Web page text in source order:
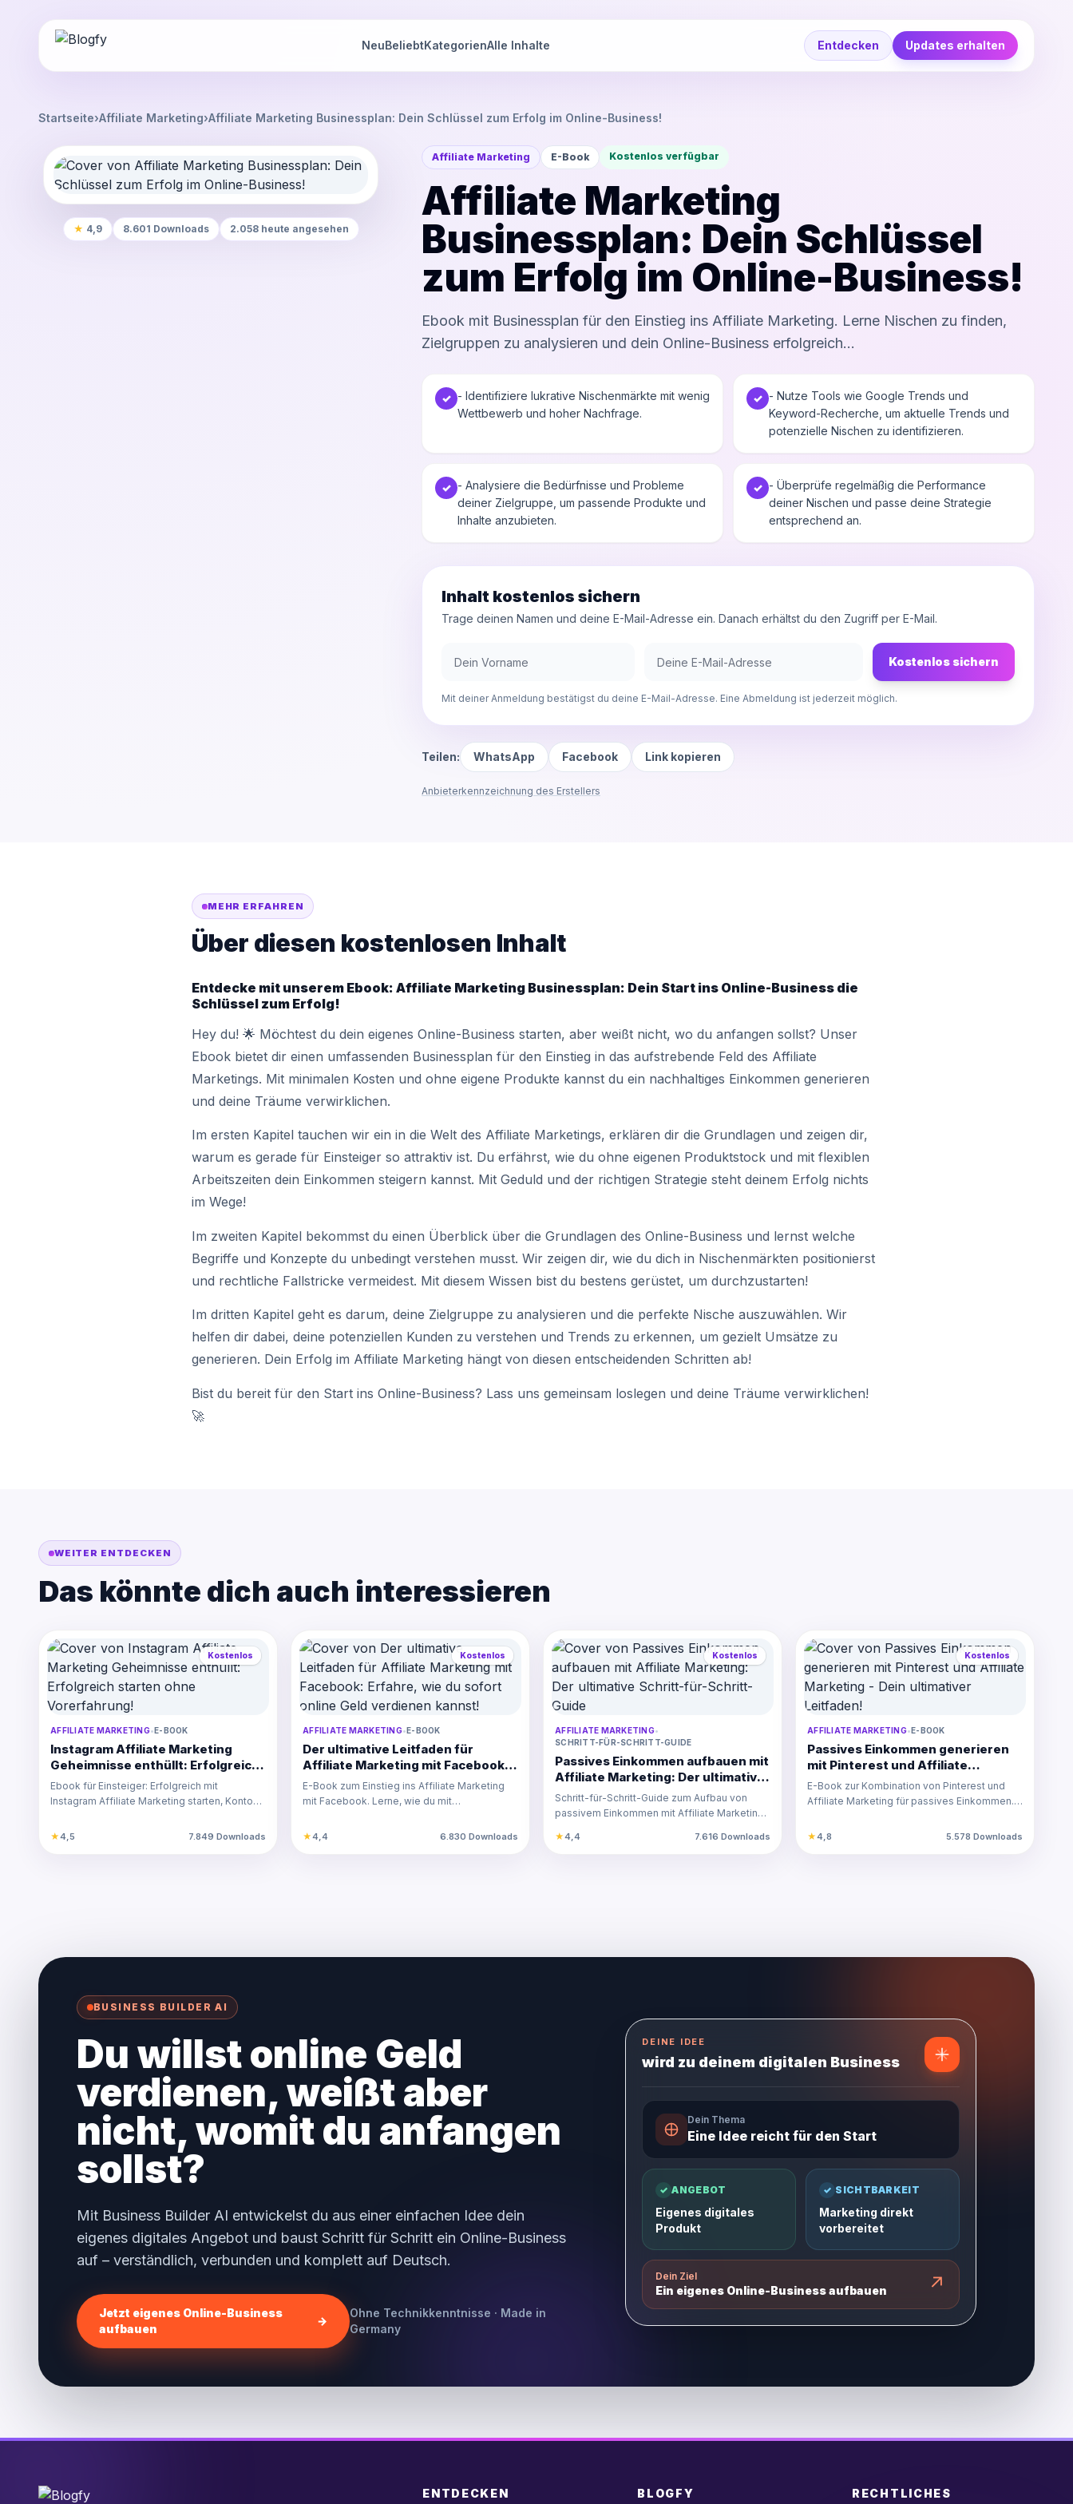
NeuBeliebtKategorienAlle Inhalte Entdecken Updates erhalten
Startseite›Affiliate Marketing›Affiliate Marketing Businessplan: Dein Schlüssel zum Erfolg im Online-Business!
★ 4,9 8.601 Downloads 2.058 heute angesehen
Affiliate Marketing E-Book Kostenlos verfügbar
Affiliate Marketing
Businessplan: Dein Schlüssel
zum Erfolg im Online-Business!
Ebook mit Businessplan für den Einstieg ins Affiliate Marketing. Lerne Nischen zu finden,
Zielgruppen zu analysieren und dein Online-Business erfolgreich…
✓ - Identifiziere lukrative Nischenmärkte mit wenig
Wettbewerb und hoher Nachfrage.
✓ - Nutze Tools wie Google Trends und
Keyword-Recherche, um aktuelle Trends und
potenzielle Nischen zu identifizieren.
✓ - Analysiere die Bedürfnisse und Probleme
deiner Zielgruppe, um passende Produkte und
Inhalte anzubieten.
✓ - Überprüfe regelmäßig die Performance
deiner Nischen und passe deine Strategie
entsprechend an.
Inhalt kostenlos sichern
Trage deinen Namen und deine E-Mail-Adresse ein. Danach erhältst du den Zugriff per E-Mail.
Kostenlos sichern
Mit deiner Anmeldung bestätigst du deine E-Mail-Adresse. Eine Abmeldung ist jederzeit möglich.
Teilen: WhatsApp Facebook Link kopieren
Anbieterkennzeichnung des Erstellers
MEHR ERFAHREN
Über diesen kostenlosen Inhalt
Entdecke mit unserem Ebook: Affiliate Marketing Businessplan: Dein Start ins Online-Business die
Schlüssel zum Erfolg!
Hey du! 🌟 Möchtest du dein eigenes Online-Business starten, aber weißt nicht, wo du anfangen sollst? Unser
Ebook bietet dir einen umfassenden Businessplan für den Einstieg in das aufstrebende Feld des Affiliate
Marketings. Mit minimalen Kosten und ohne eigene Produkte kannst du ein nachhaltiges Einkommen generieren
und deine Träume verwirklichen.
Im ersten Kapitel tauchen wir ein in die Welt des Affiliate Marketings, erklären dir die Grundlagen und zeigen dir,
warum es gerade für Einsteiger so attraktiv ist. Du erfährst, wie du ohne eigenen Produktstock und mit flexiblen
Arbeitszeiten dein Einkommen steigern kannst. Mit Geduld und der richtigen Strategie steht deinem Erfolg nichts
im Wege!
Im zweiten Kapitel bekommst du einen Überblick über die Grundlagen des Online-Business und lernst welche
Begriffe und Konzepte du unbedingt verstehen musst. Wir zeigen dir, wie du dich in Nischenmärkten positionierst
und rechtliche Fallstricke vermeidest. Mit diesem Wissen bist du bestens gerüstet, um durchzustarten!
Im dritten Kapitel geht es darum, deine Zielgruppe zu analysieren und die perfekte Nische auszuwählen. Wir
helfen dir dabei, deine potenziellen Kunden zu verstehen und Trends zu erkennen, um gezielt Umsätze zu
generieren. Dein Erfolg im Affiliate Marketing hängt von diesen entscheidenden Schritten ab!
Bist du bereit für den Start ins Online-Business? Lass uns gemeinsam loslegen und deine Träume verwirklichen!
🚀
WEITER ENTDECKEN
Das könnte dich auch interessieren
Kostenlos
AFFILIATE MARKETING• E-BOOK
Instagram Affiliate Marketing
Geheimnisse enthüllt: Erfolgreich
starten ohne Vorerfahrung!
Ebook für Einsteiger: Erfolgreich mit
Instagram Affiliate Marketing starten, Konto
★4,5 7.849 Downloads
Kostenlos
AFFILIATE MARKETING• E-BOOK
Der ultimative Leitfaden für
Affiliate Marketing mit Facebook:
Erfahre, wie du sofort online Geld
verdienen kannst!
E-Book zum Einstieg ins Affiliate Marketing
mit Facebook. Lerne, wie du mit
★4,4 6.830 Downloads
Kostenlos
AFFILIATE MARKETING•
SCHRITT-FÜR-SCHRITT-GUIDE
Passives Einkommen aufbauen mit
Affiliate Marketing: Der ultimative
Schritt-für-Schritt-Guide
Schritt-für-Schritt-Guide zum Aufbau von
passivem Einkommen mit Affiliate Marketing.
★4,4 7.616 Downloads
Kostenlos
AFFILIATE MARKETING• E-BOOK
Passives Einkommen generieren
mit Pinterest und Affiliate
Marketing - Dein ultimativer
Leitfaden!
E-Book zur Kombination von Pinterest und
Affiliate Marketing für passives Einkommen.
★4,8 5.578 Downloads
BUSINESS BUILDER AI
Du willst online Geld
verdienen, weißt aber
nicht, womit du anfangen
sollst?
Mit Business Builder AI entwickelst du aus einer einfachen Idee dein
eigenes digitales Angebot und baust Schritt für Schritt ein Online-Business
auf – verständlich, verbunden und komplett auf Deutsch.
Jetzt eigenes Online-Business
aufbauen
→
Ohne Technikkenntnisse · Made in
Germany
DEINE IDEE
wird zu deinem digitalen Business
Dein Thema
Eine Idee reicht für den Start
✓ ANGEBOT
Eigenes digitales
Produkt
✓ SICHTBARKEIT
Marketing direkt
vorbereitet
Dein Ziel
Ein eigenes Online-Business aufbauen ↗
ENTDECKEN BLOGFY RECHTLICHES